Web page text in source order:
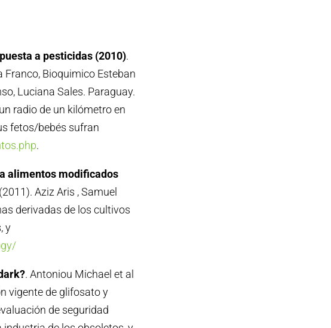
a pesticidas (2010).
Franco, Bioquimico Esteban
Luciana Sales. Paraguay.
radio de un kilómetro en
fetos/bebés sufran
.
alimentos modificados
(2011). Aziz Aris , Samuel
derivadas de los cultivos
y
. Antoniou Michael et al
vigente de glifosato y
de seguridad